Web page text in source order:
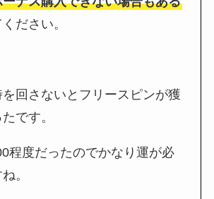
ださい。
回さないとフリースピンが獲
です。
程度だったのでかなり運が必
。